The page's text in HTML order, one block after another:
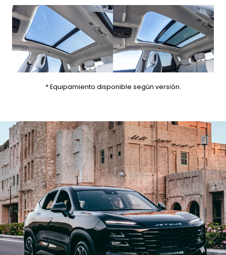
* Equipamiento disponible según versión.